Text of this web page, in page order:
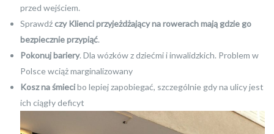
przed wejściem.
Sprawdź czy Klienci przyjeżdżający na rowerach mają gdzie go
bezpiecznie przypiąć.
Pokonuj bariery. Dla wózków z dziećmi i inwalidzkich. Problem w
Polsce wciąż marginalizowany
Kosz na śmiecibo lepiej zapobiegać, szczególnie gdy na ulicy jest
ich ciągły deficyt